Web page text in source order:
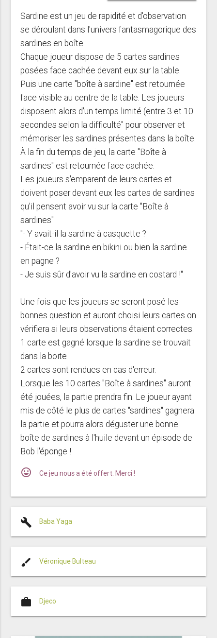
Sardine est un jeu de rapidité et d'observation
se déroulant dans l'univers fantasmagorique des
sardines en boîte.
Chaque joueur dispose de 5 cartes sardines
posées face cachée devant eux sur la table.
Puis une carte "boîte à sardine" est retournée
face visible au centre de la table. Les joueurs
disposent alors d'un temps limité (entre 3 et 10
secondes selon la difficulté" pour observer et
mémoriser les sardines présentes dans la boîte.
À la fin du temps de jeu, la carte "Boîte à
sardines" est retournée face cachée.
Les joueurs s'emparent de leurs cartes et
doivent poser devant eux les cartes de sardines
qu'il pensent avoir vu sur la carte "Boîte à
sardines"
"- Y avait-il la sardine à casquette ?
- Était-ce la sardine en bikini ou bien la sardine
en pagne ?
- Je suis sûr d'avoir vu la sardine en costard !"
Une fois que les joueurs se seront posé les
bonnes question et auront choisi leurs cartes on
vérifiera si leurs observations étaient correctes.
1 carte est gagné lorsque la sardine se trouvait
dans la boite
2 cartes sont rendues en cas d'erreur.
Lorsque les 10 cartes "Boîte à sardines" auront
été jouées, la partie prendra fin. Le joueur ayant
mis de côté le plus de cartes "sardines" gagnera
la partie et pourra alors déguster une bonne
boîte de sardines à l'huile devant un épisode de
Bob l'éponge !
mood Ce jeu nous a été offert. Merci !
build Baba Yaga
brush Véronique Bulteau
work Djeco